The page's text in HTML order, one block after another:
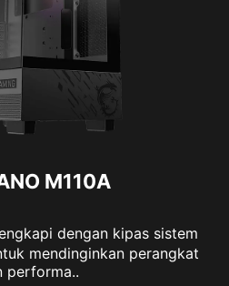
M110A
dengan kipas sistem
mendinginkan perangkat
performa..